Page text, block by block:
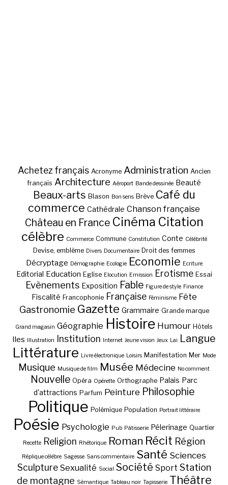
Achetez français Acronyme Administration Ancien
français Architecture Aéroport Bande dessinée Beauté
Beaux-arts Blason Bon sens Brève Café du
commerce Cathédrale Chanson française
Château en France Cinéma Citation
célèbre Commerce Commune Constitution Conte Célébrité
Devise, emblème Divers Documentaire Droit des femmes
Décryptage Démographie Ecologie Economie Ecriture
Editorial Education Eglise Elocution Emission Erotisme Essai
Evènements Exposition Fable Figure de style Finance
Fiscalité Francophonie Française Féminisme Fête
Gastronomie Gazette Grammaire Grande marque
Grand magasin Géographie Histoire Humour Hôtels
Iles Illustration Institution Internet Jeune vision Jeux Lai Langue
Littérature Livre électronique Loisirs Manifestation Mer Mode
Musique Musique de film Musée Médecine No comment
Nouvelle Opéra Opérette Orthographe Palais Parc
d'attractions Parfum Peinture Philosophie
Politique Polémique Population Portrait littéraire
Poésie Psychologie Pub Pâtisserie Pélerinage Quartier
Recette Religion Rhétorique Roman Récit Région
Réplique célèbre Sagesse Sans commentaire Santé Sciences
Sculpture Sexualité Social Société Sport Station
de montagne Sémantique Tableau noir Tapisserie Théâtre